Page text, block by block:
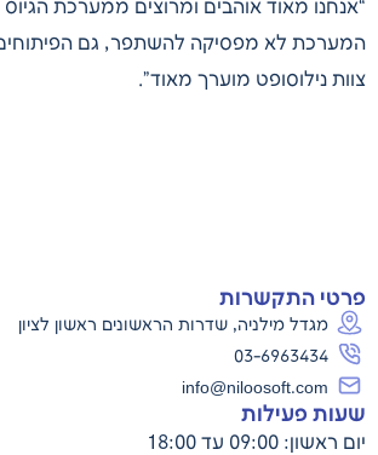
“אנחנו מאוד אוהבים ומרוצים ממערכת הגיוס
המערכת לא מפסיקה להשתפר, גם
צוות נילוסופט מוערך מאוד”.
פרטי התקשרות
מגדל מילניה, שדרות הראשונים ראשון לציון
03-6963434
info@niloosoft.com
שעות פעילות
יום ראשון: 09:00 עד 18:00